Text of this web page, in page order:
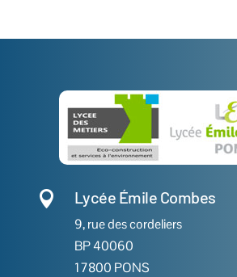
 Lycée Émile Combes
9, rue des cordeliers
BP 40060
17800 PONS